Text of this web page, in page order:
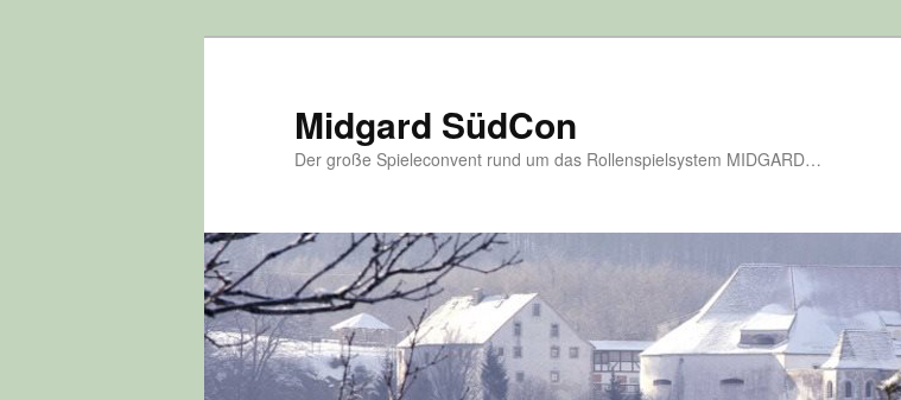
Midgard SüdCon
Der große Spieleconvent rund um das Rollenspielsystem MIDGARD…